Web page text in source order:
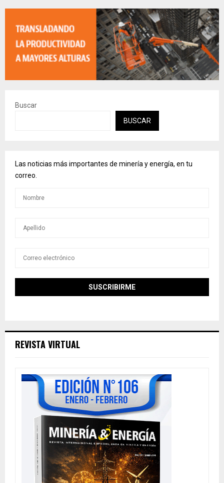
Buscar
BUSCAR
Las noticias más importantes de minería y energía, en tu
correo.
REVISTA VIRTUAL